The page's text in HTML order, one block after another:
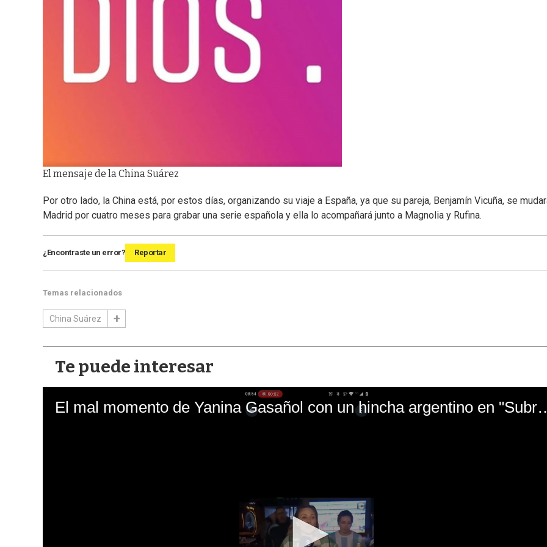
El mensaje de la China Suárez
Por otro lado, la China está, por estos días, organizando su viaje a España, ya que su pareja, Benjamín Vicuña, se
Madrid por cuatro meses para grabar una serie española y ella lo acompañará junto a Magnolia y Rufina.
¿Encontraste un error? Reportar
Temas relacionados
China Suárez
Te puede interesar
El mal momento de